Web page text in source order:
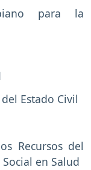
para la
Estado Civil
Recursos del
en Salud